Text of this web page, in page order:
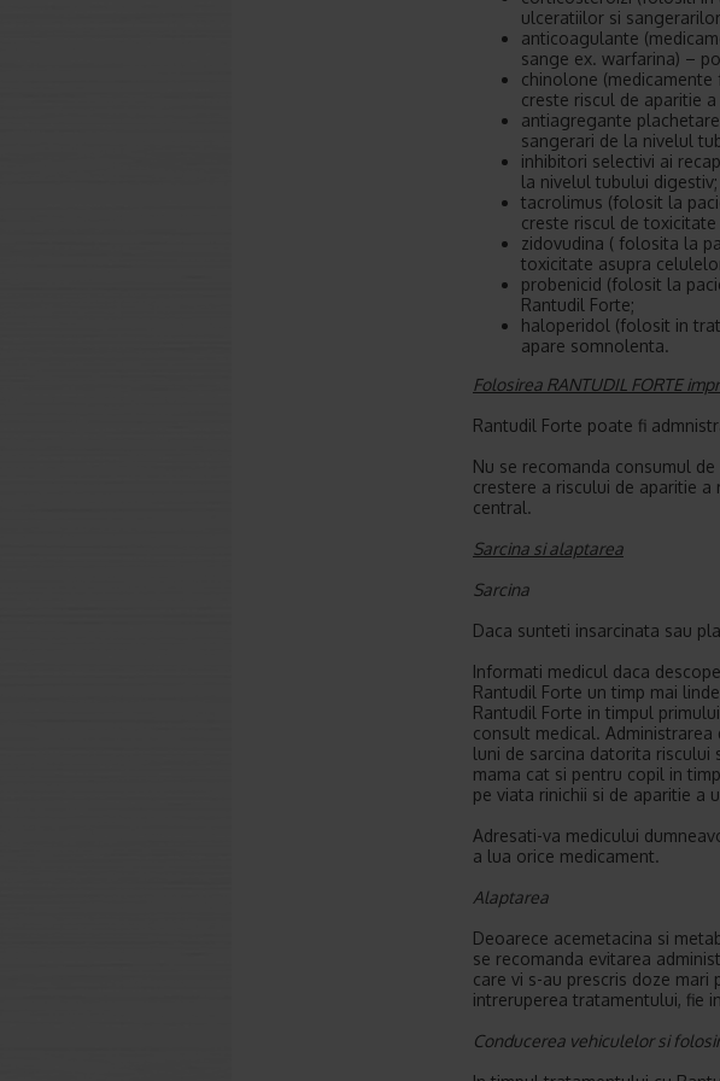
ulceratiilor si
anticoagulante
sange ex. warfarina) –
chinolone
creste riscul de aparitie
antiagregante
sangerari de la nivelul
inhibitori selectivi ai
la nivelul tubului digestiv;
tacrolimus (folosit la
creste riscul de toxicitate
zidovudina ( folosita la
toxicitate asupra
probenicid (folosit la
Rantudil Forte;
haloperidol (folosit in
apare somnolenta.
Folosirea RANTUDIL FORTE
Rantudil Forte poate fi
Nu se recomanda consumul
crestere a riscului de aparitie
central.
Sarcina si alaptarea
Sarcina
Daca sunteti insarcinata sau
Informati medicul daca
Rantudil Forte un timp mai
Rantudil Forte in timpul
consult medical.
luni de sarcina datorita
mama cat si pentru copil in
pe viata rinichii si de aparitie a
Adresati-va medicului
a lua orice medicament.
Alaptarea
Deoarece acemetacina si
se recomanda evitarea
care vi s-au prescris doze mari
intreruperea tratamentului, fie
Conducerea vehiculelor si